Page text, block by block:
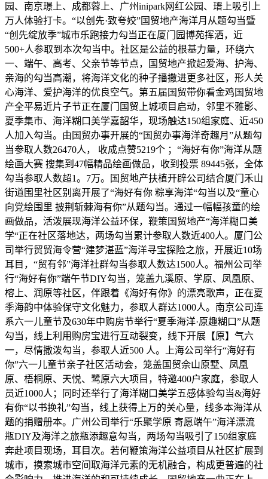
园、南京璟上、成都蓉上、广州inipark网红公园、瑨上吸引上
万人体验打卡。“以创先·致夸姣”国贸地产海洋月从题勾当暨
“创先绽放季”城市乐跑接力勾当正在厦门园博苑挥洒，近
500+人参取到本次勾当中。社区是公益的根基力量，环绕六
一、端午、高考、父亲节等节点，国贸地产掀起爱海、护海、
亲海的勾当高潮，将海洋文化的种子播撒进更多社区，形人关
心海洋、爱护海洋的优良空气。第五届国贸带你看金鸡国贸地
产全平易近片子节正在厦门国贸上城项目启动，邻里不雅影、
夏季集市、海洋糊口美学嘉韶华，现场触达150组家庭、近450
人加入勾当。由国贸办事开展的“国贸办事海洋奇趣月”从题勾
当参取人数26470人， 收成点赞5219个 ；“海好有你”海洋从题
绘画大赛 搜集到47幅精品绘画做品，收到投票 89445张，全体
勾当参取人数超1。7万。国贸地产扶植开辟公司结合厦门禾山
街道围里社区别离开展了“海好有你 粽享海洋“勾当以及“童心
向党绘围里 披荆斩棘海有你”从题勾当。通过一幅幅孩童的绘
画做品，活泼展现海洋公益环保，鞭策国贸地产“海洋糊口美
学“正在社区落地达，两场勾当累计参取人数近400人。厦门公
司举行贸贸海令营“建梦湛蓝”海洋寻宝探险之旅，开展近10场
耳目，“贸有邻”海洋社群勾当参取人数达1500人。福州公司举
行“海好有你”端午节DIY勾当，笼盖九溪原、学原、凤凰原、
榕上、润原等社区，伴跟着《海好有你》的漂亮歌声，正在夏
季海韵中体验保守文化魅力，参取人群达1000人。南京公司连
系六一儿童节及630年中购房节举行“夏季海洋·原趣糊口”从题
勾当，线上利用购房宝进行互动裂变，线下开展【原】气六
一，尽情撒泼勾当，参取人近500 人。上海公司举行“海好有
你”六一儿童节亲子社区活动会，笼盖国贸佘山原墅、凤凰
原、梧桐原、天悦、鹭原六大项目，特邀400户家庭，参取人
员近1000人；同时还举行了海洋糊口美学五感体验勾当&海好
有你“以书换礼”勾当，线上获得上万的关心量，线多本海洋从
题的捐赠册本。广州公司举行“乐聚学原 寄愿端午”海洋漂流
瓶DIY及海洋之旅瓶添趣意勾当，两场勾当吸引了150组家庭
奔赴项目现场，耳目次。若何鞭策海洋公益项目从社区扩展到
城市，摸索城市空间取海洋元素的无机融合，构成更普遍的社